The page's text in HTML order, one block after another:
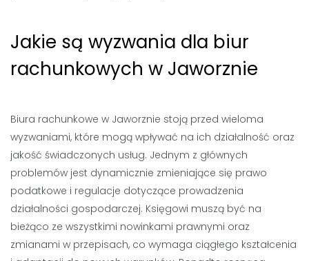
Jakie są wyzwania dla biur
rachunkowych w Jaworznie
Biura rachunkowe w Jaworznie stoją przed wieloma
wyzwaniami, które mogą wpływać na ich działalność oraz
jakość świadczonych usług. Jednym z głównych
problemów jest dynamicznie zmieniające się prawo
podatkowe i regulacje dotyczące prowadzenia
działalności gospodarczej. Księgowi muszą być na
bieżąco ze wszystkimi nowinkami prawnymi oraz
zmianami w przepisach, co wymaga ciągłego kształcenia